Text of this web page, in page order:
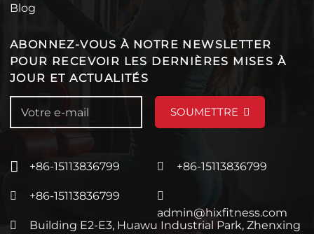
Blog
ABONNEZ-VOUS À NOTRE NEWSLETTER
POUR RECEVOIR LES DERNIÈRES MISES À
JOUR ET ACTUALITÉS
SOUMETTRE
+86-15113836799 +86-15113836799
+86-15113836799
admin@hixfitness.com
Building E2-E3, Huawu Industrial Park, Zhenxing